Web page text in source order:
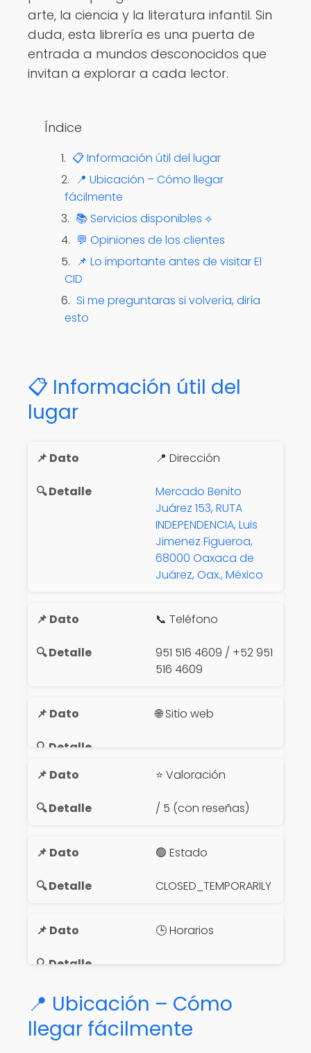
arte, la ciencia y la literatura infantil. Sin
duda, esta librería es una puerta de
entrada a mundos desconocidos que
invitan a explorar a cada lector.
Índice
📋 Información útil del lugar
📍 Ubicación – Cómo llegar
fácilmente
📚 Servicios disponibles ⟡
💬 Opiniones de los clientes
📌 Lo importante antes de visitar El
CID
Si me preguntaras si volvería, diría
esto
📋 Información útil del
lugar
📍 Dirección
Mercado Benito
Juárez 153, RUTA
INDEPENDENCIA, Luis
Jimenez Figueroa,
68000 Oaxaca de
Juárez, Oax., México
📞 Teléfono
951 516 4609 / +52 951
516 4609
🌐 Sitio web
⭐ Valoración
/ 5 (con reseñas)
🟢 Estado
CLOSED_TEMPORARILY
🕒 Horarios
📍 Ubicación – Cómo
llegar fácilmente